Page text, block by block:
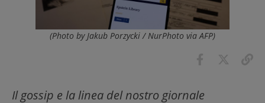
(Photo by Jakub Porzycki / NurPhoto via AFP)
Il gossip e la linea del nostro giornale